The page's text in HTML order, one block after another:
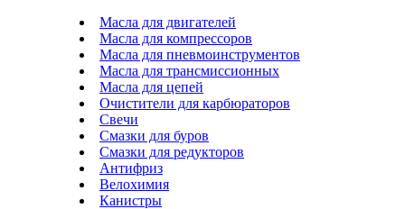
Масла для двигателей
Масла для компрессоров
Масла для пневмоинструментов
Масла для трансмиссионных
Масла для цепей
Очистители для карбюраторов
Свечи
Смазки для буров
Смазки для редукторов
Антифриз
Велохимия
Канистры